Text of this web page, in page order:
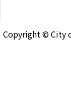
Copyright © City